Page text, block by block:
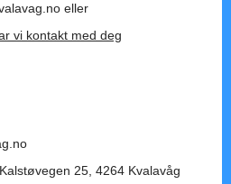
eller
vi kontakt med deg
25, 4264 Kvalavåg